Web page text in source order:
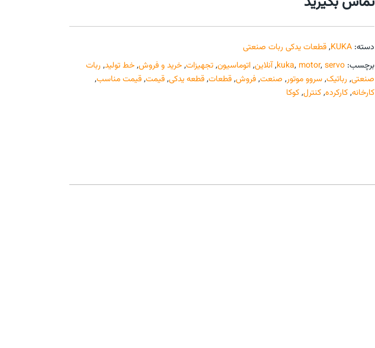
دسته: KUKA
,قطعات یدکی ربات صنعتی
برچسب:
kuka, motor, servo
,آنلاین,اتوماسیون,تجهیزات,خرید و فروش,خط تولید, ربات
صنعتی, رباتیک,سروو موتور, صنعت,فروش,قطعات,قطعه یدکی,قیمت,قیمت مناسب,
کارخانه,کارکرده,کنترل,کوکا